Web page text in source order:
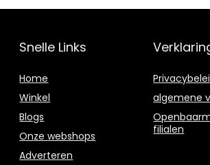
Snelle Links
Home
Winkel
Blogs
Onze webshops
Adverteren
algemene
filialen